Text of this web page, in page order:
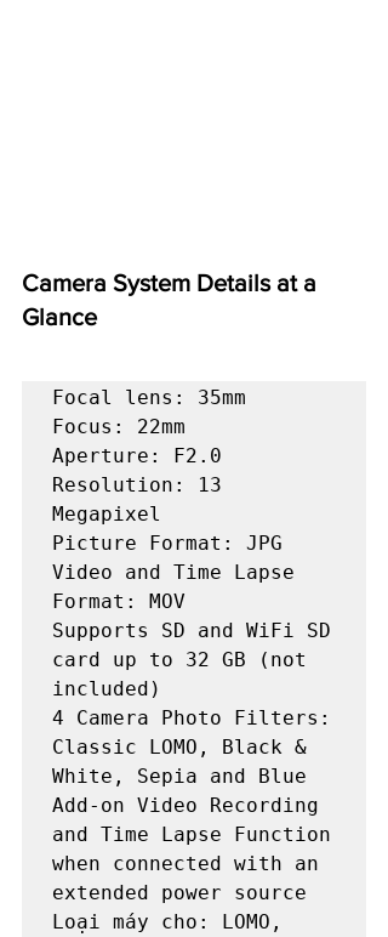
Camera System Details at a
Glance
Focal lens: 35mm
Focus: 22mm
Aperture: F2.0
Resolution: 13
Megapixel
Picture Format: JPG
Video and Time Lapse
Format: MOV
Supports SD and WiFi SD
card up to 32 GB (not
included)
4 Camera Photo Filters:
Classic LOMO, Black &
White, Sepia and Blue
Add-on Video Recording
and Time Lapse Function
when connected with an
extended power source
Loại máy cho: LOMO,